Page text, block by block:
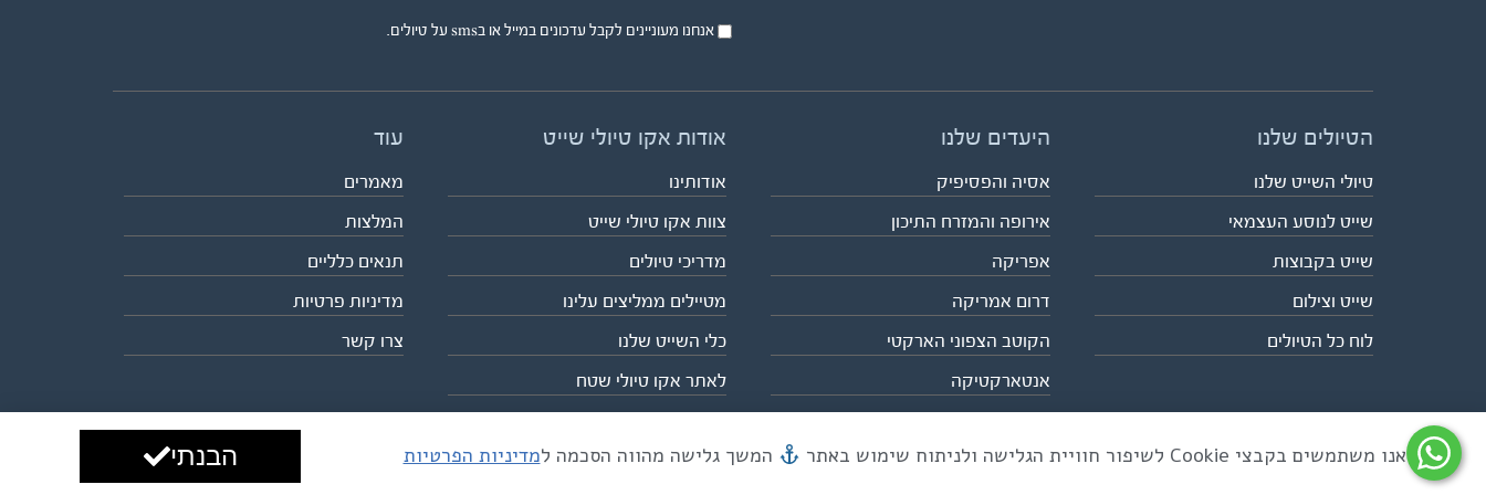
אנחנו מעוניינים לקבל עדכונים במייל או בsms על טיולים.
הטיולים שלנו
טיולי השייט שלנו
שייט לנוסע העצמאי
שייט בקבוצות
שייט וצילום
לוח כל הטיולים
היעדים שלנו
אסיה והפסיפיק
אירופה והמזרח התיכון
אפריקה
דרום אמריקה
הקוטב הצפוני הארקטי
אנטארקטיקה
אודות אקו טיולי שייט
אודותינו
צוות אקו טיולי שייט
מדריכי טיולים
מטיילים ממליצים עלינו
כלי השייט שלנו
לאתר אקו טיולי שטח
עוד
מאמרים
המלצות
תנאים כלליים
מדיניות פרטיות
צרו קשר
כל הזכויות שמורות לאקו טיולי שטח | טלפון 03-6879090 | פקס 03-6879099 | מייל mail@eco.co.il | כתובתנו המסגר 55, תל אביב עיצוב ופיתוח: ביבר גלובל
אנו משתמשים בקבצי Cookie לשיפור חוויית הגלישה ולניתוח שימוש באתר המשך גלישה מהווה הסכמה למדיניות הפרטיות הבנתי